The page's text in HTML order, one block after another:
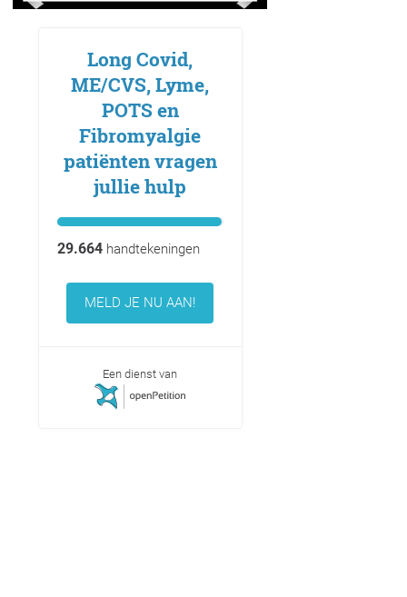
Long Covid,
ME/CVS, Lyme,
POTS en
Fibromyalgie
patiënten vragen
jullie hulp
29.664handtekeningen
MELD JE NU AAN!
Een dienst van